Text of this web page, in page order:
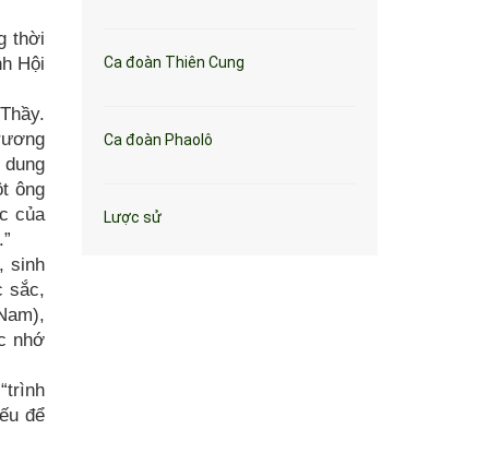
thời
Hội
dung
ông
của
sinh
sắc,
nhớ
để
Ca đoàn Thiên Cung
Ca đoàn Phaolô
Lược sử